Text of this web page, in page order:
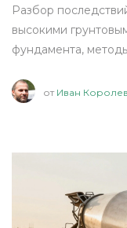
Разбор
высокими
фундамента,
от Иван Королев